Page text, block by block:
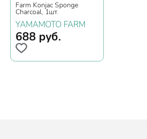
Farm Konjac Sponge
Charcoal, 1шт.
YAMAMOTO FARM
688 руб.